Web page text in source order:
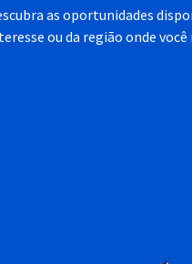
as oportunidades
ou da região onde você